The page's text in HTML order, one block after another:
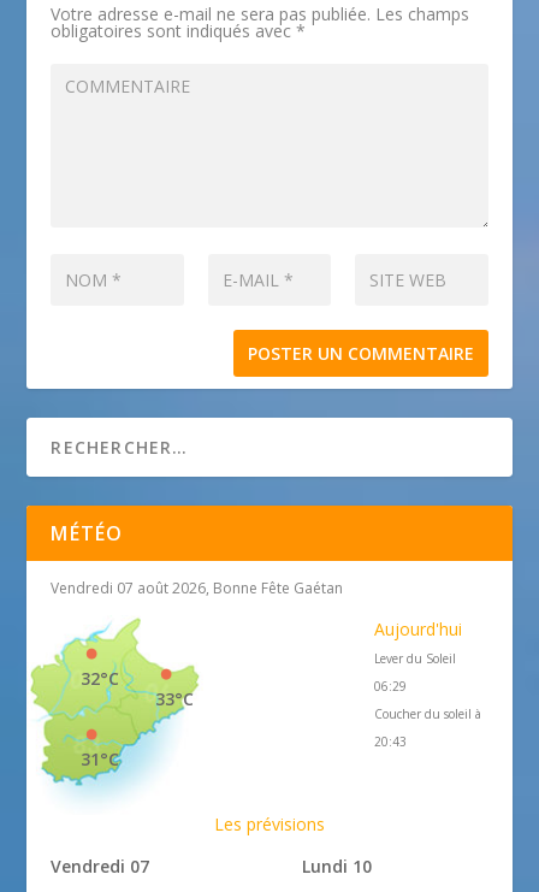
Votre adresse e-mail ne sera pas publiée. Les champs
obligatoires sont indiqués avec*
MÉTÉO
Vendredi 07 août 2026, Bonne Fête Gaétan
33°C
32°C
31°C
Aujourd'hui
Lever du Soleil
06:29
Coucher du soleil à
20:43
Les prévisions
Vendredi 07
Lundi 10